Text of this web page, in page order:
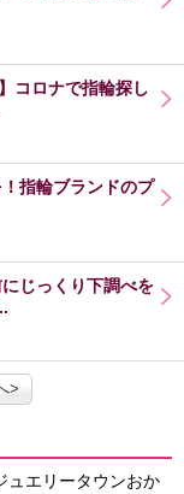
コロナで指輪探し
指輪ブランドのプ
じっくり下調べを
>
ュエリータウンおか